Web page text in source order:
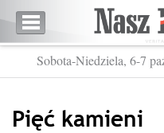
Sobota-Niedziela, 6-7
Pięć kamieni